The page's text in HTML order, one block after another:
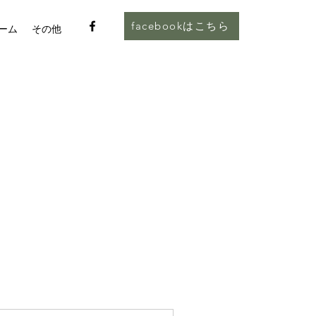
ム その他 facebookはこちら